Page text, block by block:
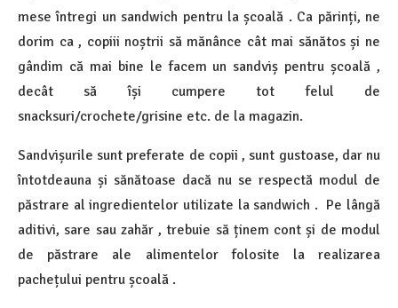
mese întregi un sandwich pentru la școală . Ca părinți, ne
dorim ca , copiii noștrii să mănânce cât mai sănătos și ne
gândim că mai bine le facem un sandviș pentru școală ,
decât să își cumpere tot felul de
snacksuri/crochete/grisine etc. de la magazin.
Sandvișurile sunt preferate de copii , sunt gustoase, dar nu
întotdeauna și sănătoase dacă nu se respectă modul de
păstrare al ingredientelor utilizate la sandwich . Pe lângă
aditivi, sare sau zahăr , trebuie să ținem cont și de modul
de păstrare ale alimentelor folosite la realizarea
pachețului pentru școală .